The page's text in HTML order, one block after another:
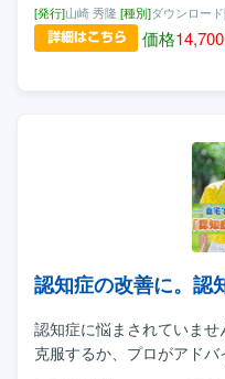
[発行]山崎 秀隆[種別]ダウンロー
価格14,700
認知症の改善に。認
認知症に悩まされていま
克服するか、プロがアドバ